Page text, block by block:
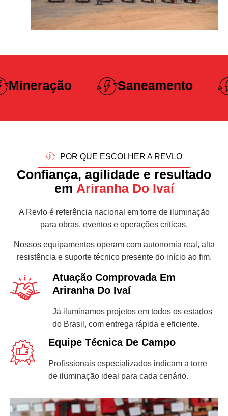
Saneamento
Construção
Pesada
POR QUE ESCOLHER A REVLO
Confiança, agilidade e resultado
em Ariranha Do Ivaí
A Revlo é referência nacional em torre de iluminação
para obras, eventos e operações críticas.
Nossos equipamentos operam com autonomia real, alta
resistência e suporte técnico presente do início ao fim.
Atuação Comprovada Em
Ariranha Do Ivaí
Já iluminamos projetos em todos os estados
do Brasil, com entrega rápida e eficiente.
Equipe Técnica De Campo
Profissionais especializados indicam a torre
de iluminação ideal para cada cenário.